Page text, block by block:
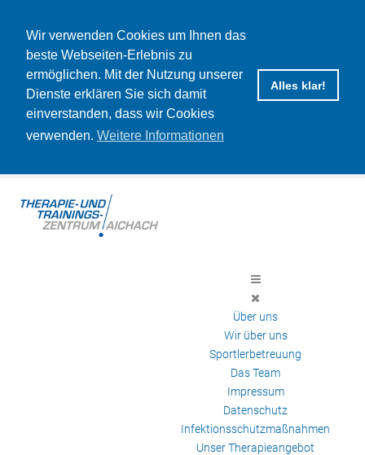
Wir verwenden Cookies um Ihnen das
beste Webseiten-Erlebnis zu
ermöglichen. Mit der Nutzung unserer
Dienste erklären Sie sich damit
einverstanden, dass wir Cookies
verwenden. Weitere Informationen
Alles klar!
Über uns
Wir über uns
Sportlerbetreuung
Das Team
Impressum
Datenschutz
Infektionsschutzmaßnahmen
Unser Therapieangebot